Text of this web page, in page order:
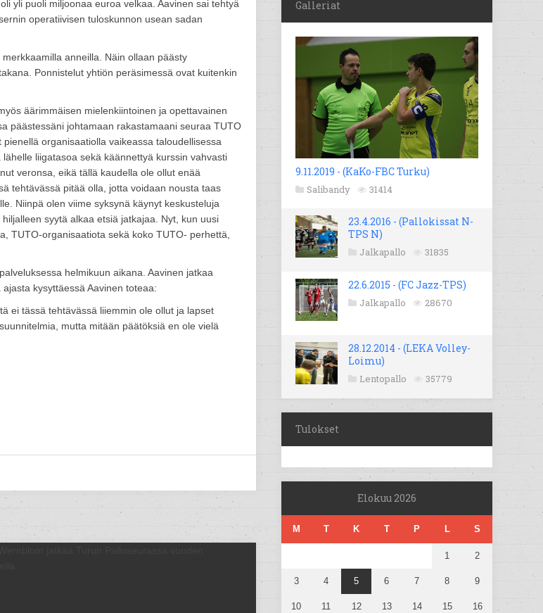
yli puoli miljoonaa euroa velkaa. Aavinen sai tehtyä
operatiivisen tuloskunnon usean sadan
anneilla. Näin ollaan päästy
Ponnistelut yhtiön peräsimessä ovat kuitenkin
äärimmäisen mielenkiintoinen ja opettavainen
päästessäni johtamaan rakastamaani seuraa TUTO
organisaatiolla vaikeassa taloudellisessa
liigatasoa sekä käännettyä kurssin vahvasti
veronsa, eikä tällä kaudella ole ollut enää
tehtävässä pitää olla, jotta voidaan nousta taas
Niinpä olen viime syksynä käynyt keskusteluja
syytä alkaa etsiä jatkajaa. Nyt, kun uusi
TUTO-organisaatiota sekä koko TUTO- perhettä,
helmikuun aikana. Aavinen jatkaa
kysyttäessä Aavinen toteaa:
ei tässä tehtävässä liiemmin ole ollut ja lapset
mutta mitään päätöksiä en ole vielä
Galleriat
9.11.2019 - (KaKo-FBC Turku)
Salibandy 31414
23.4.2016 - (Pallokissat N-
TPS N)
Jalkapallo 31835
22.6.2015 - (FC Jazz-TPS)
Jalkapallo 28670
28.12.2014 - (LEKA Volley-
Loimu)
Lentopallo 35779
Tulokset
Elokuu 2026
M T K T P L S
1 2
3 4 5 6 7 8 9
10 11 12 13 14 15 16